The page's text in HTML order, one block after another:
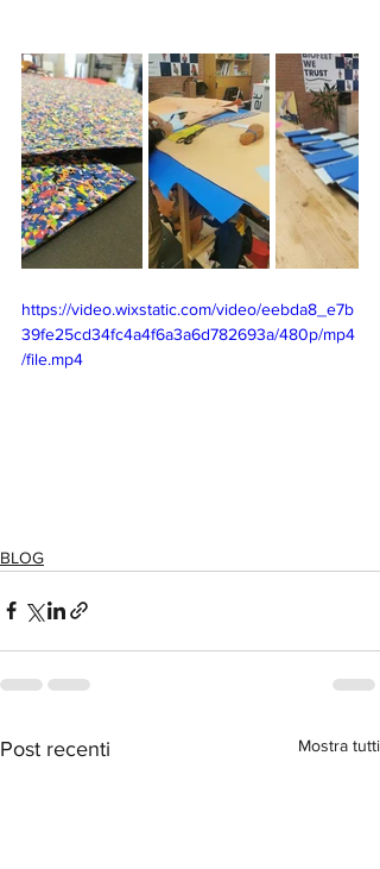
https://video.wixstatic.com/video/eebda8_e7b
39fe25cd34fc4a4f6a3a6d782693a/480p/mp4
/file.mp4
BLOG
Post recenti Mostra tutti